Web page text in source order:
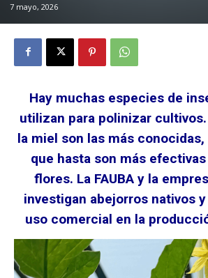
7 mayo, 2026
Hay muchas especies de
utilizan para polinizar cultivos.
la miel son las más
que hasta son más
flores. La FAUBA y la
investigan abejorros nativos
uso comercial en la